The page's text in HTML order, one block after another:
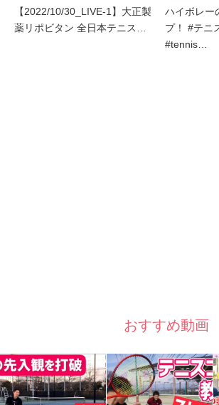
【2022/10/30_LIVE-1】大正製
薬リポビタン 全日本テニス…
ハイボレー
プ！ #テニ
#tennis…
おすすめ動画